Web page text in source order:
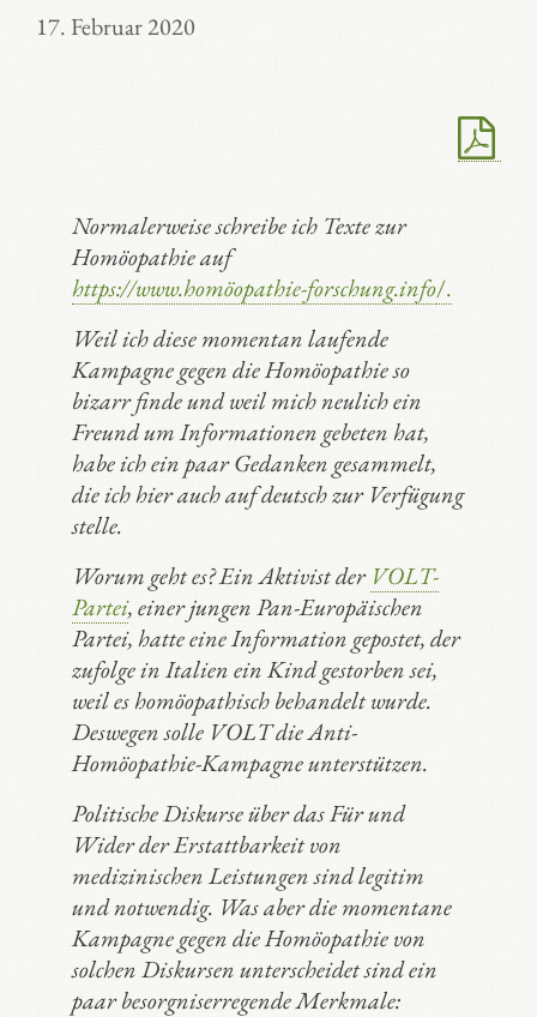
17. Februar 2020
Normalerweise schreibe ich Texte zur
Homöopathie auf
https://www.homöopathie-forschung.info/.
Weil ich diese momentan laufende
Kampagne gegen die Homöopathie so
bizarr finde und weil mich neulich ein
Freund um Informationen gebeten hat,
habe ich ein paar Gedanken gesammelt,
die ich hier auch auf deutsch zur Verfügung
stelle.
Worum geht es? Ein Aktivist der VOLT-
Partei, einer jungen Pan-Europäischen
Partei, hatte eine Information gepostet, der
zufolge in Italien ein Kind gestorben sei,
weil es homöopathisch behandelt wurde.
Deswegen solle VOLT die Anti-
Homöopathie-Kampagne unterstützen.
Politische Diskurse über das Für und
Wider der Erstattbarkeit von
medizinischen Leistungen sind legitim
und notwendig. Was aber die momentane
Kampagne gegen die Homöopathie von
solchen Diskursen unterscheidet sind ein
paar besorgniserregende Merkmale: